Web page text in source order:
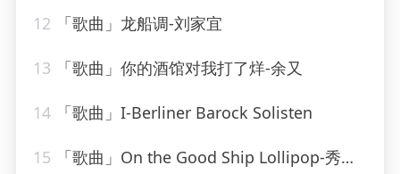
12 「歌曲」龙船调-刘家宜
13 「歌曲」你的酒馆对我打了烊-余又
14 「歌曲」I-Berliner Barock Solisten
15 「歌曲」On the Good Ship Lollipop-秀兰·邓波儿_20260806_093615